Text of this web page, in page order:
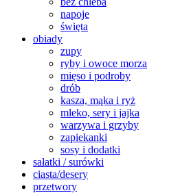
napoje
święta
obiady
zupy
ryby i owoce morza
mięso i podroby
drób
kasza, mąka i ryż
mleko, sery i jajka
warzywa i grzyby
zapiekanki
sosy i dodatki
sałatki / surówki
ciasta/desery
przetwory